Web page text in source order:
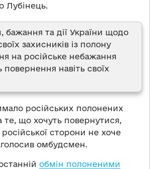
Лубінець.
бажання та дії України щодо
захисників із полону
на російське небажання
повернення навіть своїх
російських полонених
те, що хочуть повернутися,
російської сторони не хоче
омбудсмен.
обмін полоненими